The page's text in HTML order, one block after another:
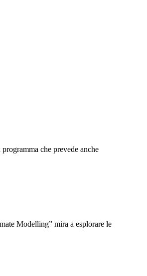
che prevede anche
Modelling” mira a esplorare le